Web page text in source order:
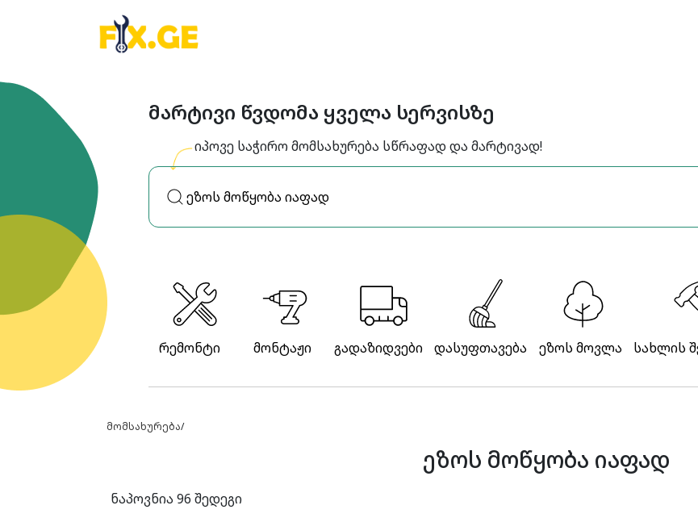
მარტივი წვდომა ყველა სერვისზე
იპოვე საჭირო მომსახურება სწრაფად და მარტივად!
რემონტი მონტაჟი გადაზიდვები დასუფთავება ეზოს მოვლა სახლის
მომსახურება/
ეზოს მოწყობა იაფად
ნაპოვნია 96 შედეგი